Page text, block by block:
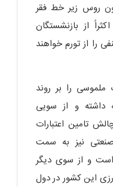
هم زمان 18 میلیون روس زیر خط فقر
از بازنشستگان
را از تورم خواهند
ملموسی را بر روند
داشته و از سویی
تامین اعتبارات
صنعتی نیز به سمت
و از سوی دیگر
ارزی این کشور در دول